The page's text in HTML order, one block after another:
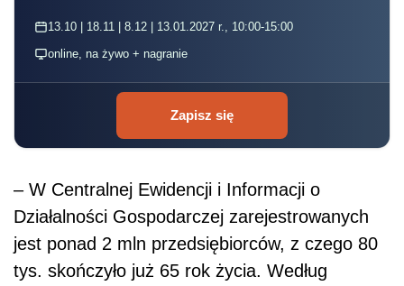
13.10 | 18.11 | 8.12 | 13.01.2027 r., 10:00-15:00
online, na żywo + nagranie
Zapisz się
– W Centralnej Ewidencji i Informacji o
Działalności Gospodarczej zarejestrowanych
jest ponad 2 mln przedsiębiorców, z czego 80
tys. skończyło już 65 rok życia. Według